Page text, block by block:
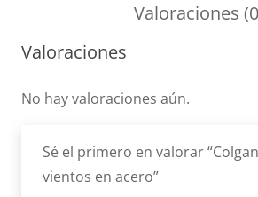
Valoraciones
Valoraciones
No hay valoraciones aún.
Sé el primero en valorar
vientos en acero”